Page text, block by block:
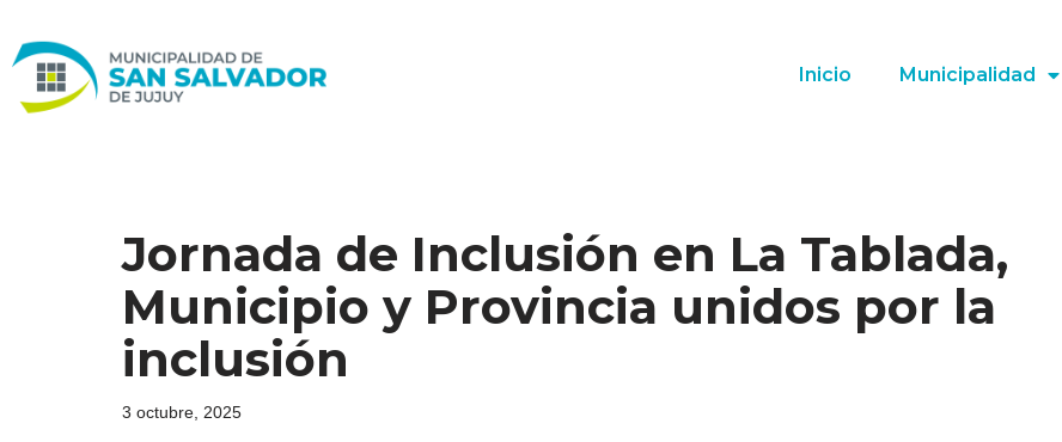
Ir
al
Inicio Municipalidad
Jornada de Inclusión en La Tablada,
Municipio y Provincia unidos por la
inclusión
3 octubre, 2025